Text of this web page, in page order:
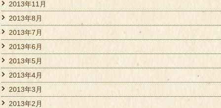
2013年11月
2013年8月
2013年7月
2013年6月
2013年5月
2013年4月
2013年3月
2013年2月